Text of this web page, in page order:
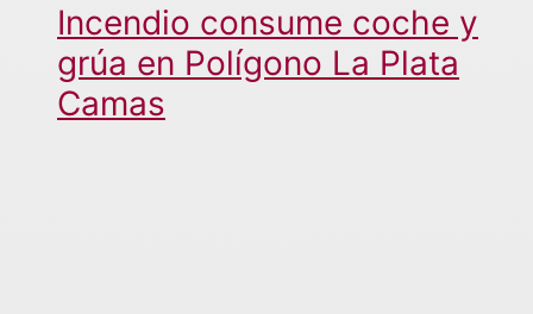
Incendio consume coche y
grúa en Polígono La Plata
Camas